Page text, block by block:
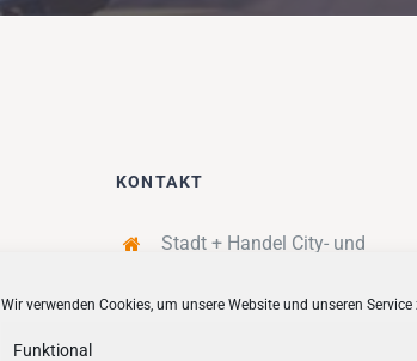
Wir verwenden Cookies, um unsere Website und unseren
Funktional
KONTAKT
Stadt + Handel City- und
Quartiersmanagement